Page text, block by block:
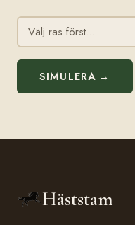
SIMULERA →
Häststam